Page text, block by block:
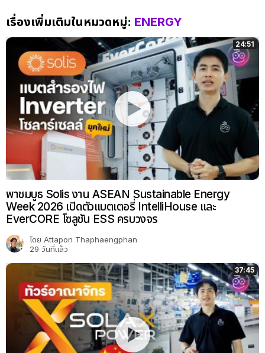
เรื่องเพิ่มเติมในหมวดหมู่: ENERGY
24:51
พาชมบูธ Solis งาน ASEAN Sustainable Energy
Week 2026 เปิดตัวแบตเตอรี่ IntelliHouse และ
EverCORE โซลูชัน ESS ครบวงจร
โดย Attapon Thaphaengphan
29 วันที่แล้ว
37:45